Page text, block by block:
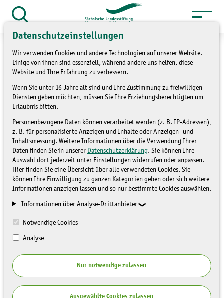
Datenschutzeinstellungen
Wir verwenden Cookies und andere Technologien auf unserer Website.
Einige von ihnen sind essenziell, während andere uns helfen, diese
Website und Ihre Erfahrung zu verbessern.
Wenn Sie unter 16 Jahre alt sind und Ihre Zustimmung zu freiwilligen
Diensten geben möchten, müssen Sie Ihre Erziehungsberechtigten um
Erlaubnis bitten.
Personenbezogene Daten können verarbeitet werden (z. B. IP-Adressen),
z. B. für personalisierte Anzeigen und Inhalte oder Anzeigen- und
Inhaltsmessung. Weitere Informationen über die Verwendung Ihrer
Daten finden Sie in unserer Datenschutzerklärung. Sie können Ihre
Auswahl dort jederzeit unter Einstellungen widerrufen oder anpassen.
Hier finden Sie eine Übersicht über alle verwendeten Cookies. Sie
können Ihre Einwilligung zu ganzen Kategorien geben oder sich weitere
Informationen anzeigen lassen und so nur bestimmte Cookies auswählen.
Informationen über Analyse-Drittanbieter
Notwendige Cookies
Analyse
Nur notwendige zulassen
Ausgewählte Cookies zulassen
Zum
Inhalt
springen
öffnen
Service » Presse und Medien
» Pressemitteilungen
Naturnahe Konzepte für
eine nachhaltige
Landwirtschaft
PRESSEMITTEILUNGEN